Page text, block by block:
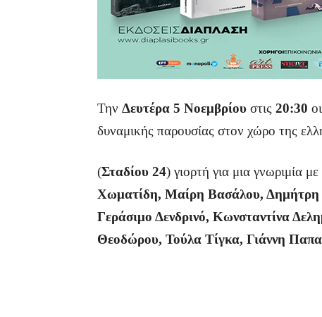
Την Δευτέρα 5 Νοεμβρίου στις 20:30
δυναμικής παρουσίας στον χώρο της
(Σταδίου 24) γιορτή για μια γνωριμία
Χωματίδη, Μαίρη Βασάλου, Δημήτρη
Γεράσιμο Δενδρινό, Κωνσταντίνα
Θεοδώρου, Τούλα Τίγκα, Γιάννη